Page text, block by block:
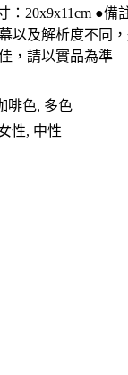
：20x9x11cm ●
以及解析度不同
，請以實品為準
啡色, 多色
性, 中性